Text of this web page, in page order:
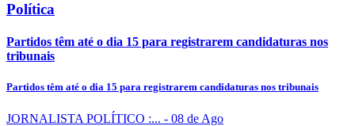
Política
Partidos têm até o dia 15 para registrarem candidaturas nos
tribunais
Partidos têm até o dia 15 para registrarem candidaturas nos tribunais
JORNALISTA POLÍTICO :... - 08 de Ago